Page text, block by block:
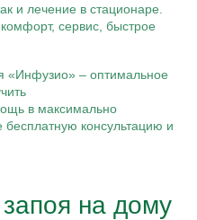
и лечение в стационаре.
сервис, быстрое
«Инфузио» – оптимальное
в максимально
консультацию и
на дому